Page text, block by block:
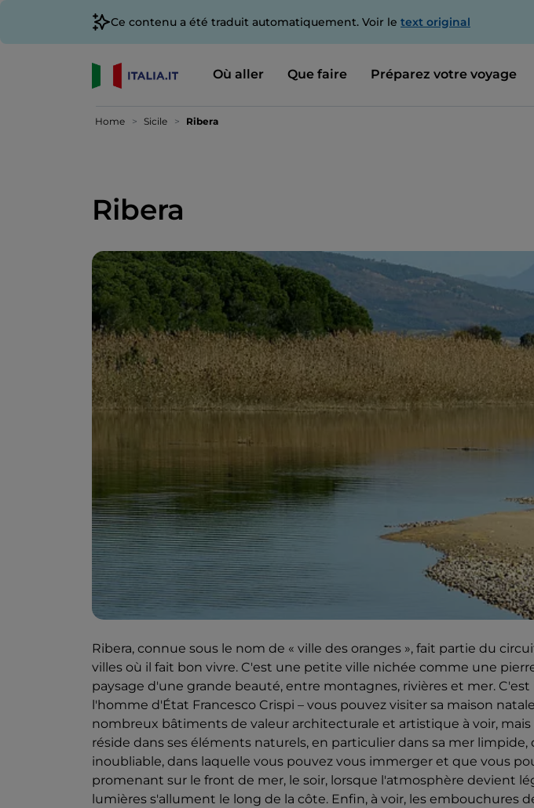
Ce contenu a été traduit automatiquement. Voir le text original
Où aller Que faire Préparez votre voyage
Home Sicile Ribera
Ribera
Ribera, connue sous le nom de « ville des oranges », fait partie du
villes où il fait bon vivre. C'est une petite ville nichée comme une
paysage d'une grande beauté, entre montagnes, rivières et mer.
l'homme d'État Francesco Crispi – vous pouvez visiter sa maison
nombreux bâtiments de valeur architecturale et artistique à voir,
réside dans ses éléments naturels, en particulier dans sa mer limpide,
inoubliable, dans laquelle vous pouvez vous immerger et que vous
promenant sur le front de mer, le soir, lorsque l'atmosphère devient
lumières s'allument le long de la côte. Enfin, à voir, les embouchures